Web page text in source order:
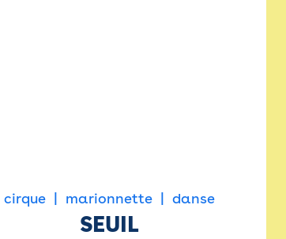
cirque marionnette danse
SEUIL